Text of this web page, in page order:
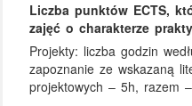
Liczba punktów ECTS,
zajęć o charakterze
Projekty: liczba godzin
zapoznanie ze wskazaną
projektowych – 5h, razem